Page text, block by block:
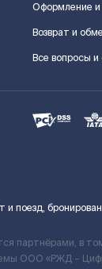
Оформление и
Возврат и
Все вопросы
поезд,
партнёрами, в
ООО «РЖД –